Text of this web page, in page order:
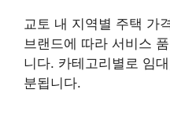
교토 내 지역별 주택 가
브랜드에 따라 서비스
니다. 카테고리별로 임
분됩니다.